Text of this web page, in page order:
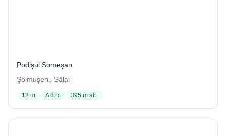
Podișul Someșan
Şoimuşeni, Sălaj
12 m Δ 8 m 395 m alt.